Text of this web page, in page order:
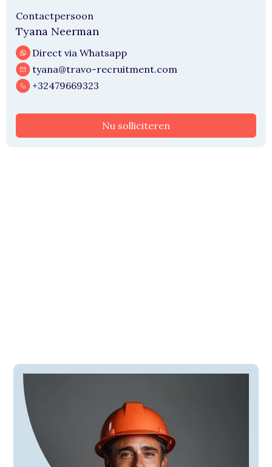
Contactpersoon
Tyana Neerman
Direct via Whatsapp
tyana@travo-recruitment.com
+32479669323
Nu solliciteren